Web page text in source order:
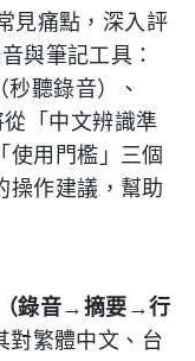
見痛點，深入評
與筆記工具：
聽錄音）、
「中文辨識準
使用門檻」三個
操作建議，幫助
（錄音→摘要→行
對繁體中文、台